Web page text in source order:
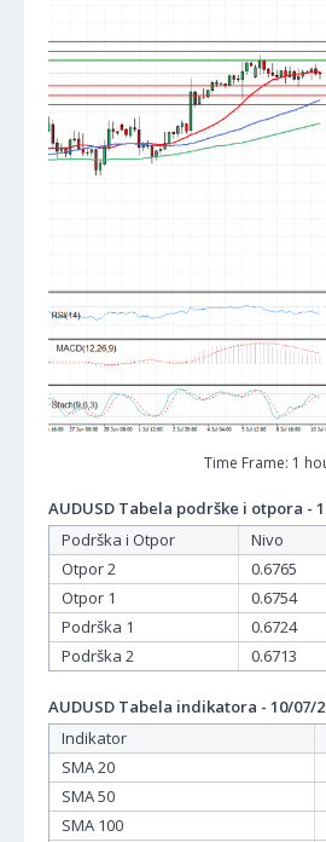
Time Frame: 1
AUDUSD Tabela podrške i otpora -
Podrška i Otpor
Nivo
Otpor 2
0.6765
Otpor 1
0.6754
Podrška 1
0.6724
Podrška 2
0.6713
AUDUSD Tabela indikatora - 10/07/
Indikator
SMA 20
SMA 50
SMA 100